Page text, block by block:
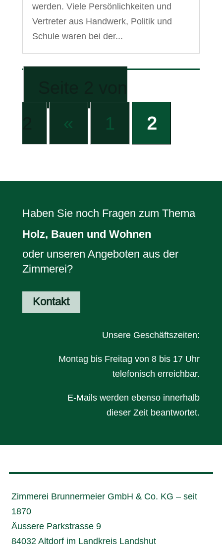
werden. Viele Persönlichkeiten und
Vertreter aus Handwerk, Politik und
Schule waren bei der...
« 1 2
Haben Sie noch Fragen zum Thema
Holz, Bauen und Wohnen
oder unseren Angeboten aus der
Zimmerei?
Kontakt
Unsere Geschäftszeiten:
Montag bis Freitag von 8 bis 17 Uhr
telefonisch erreichbar.
E-Mails werden ebenso innerhalb
dieser Zeit beantwortet.
Zimmerei Brunnermeier GmbH & Co. KG – seit
1870
Äussere Parkstrasse 9
84032 Altdorf im Landkreis Landshut